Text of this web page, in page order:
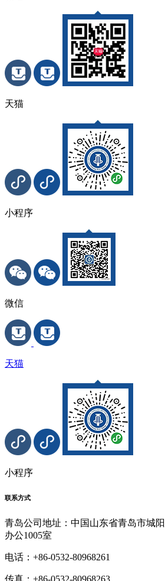
天猫
小程序
微信
天猫
小程序
联系方式
青岛公司地址：中国山东省青岛市城
办公1005室
电话：+86-0532-80968261
传真：+86-0532-80968263